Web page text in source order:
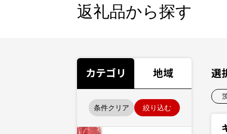
返礼品から探す
カテゴリ 地域
条件クリア 絞り込む
選